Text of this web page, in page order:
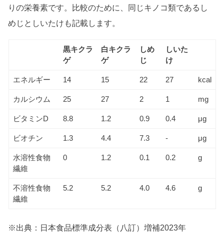
りの栄養素です。比較のために、同じキノコ類であるし
めじとしいたけも記載します。
黒キクラ
ゲ
白キクラ
ゲ
しめ
じ
しいた
け
エネルギー 14 15 22 27 kcal
カルシウム 25 27 2 1 mg
ビタミンD 8.8 1.2 0.9 0.4 μg
ビオチン 1.3 4.4 7.3 - μg
水溶性食物
繊維
0 1.2 0.1 0.2 g
不溶性食物
繊維
5.2 5.2 4.0 4.6 g
※出典：日本食品標準成分表（八訂）増補2023年